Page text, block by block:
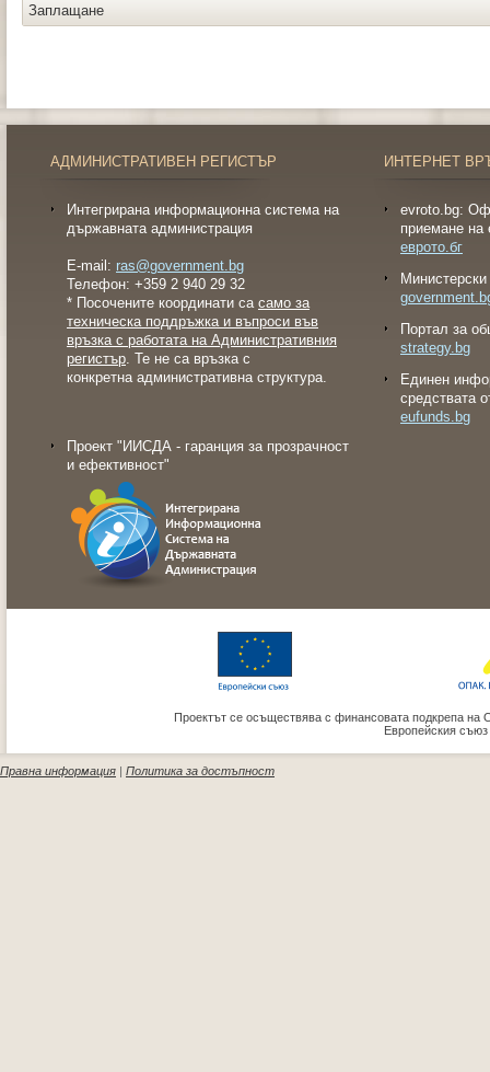
Заплащане
АДМИНИСТРАТИВЕН РЕГИСТЪР
Интегрирана информационна система на
държавната администрация
E-mail: ras@government.bg
Телефон: +359 2 940 29 32
* Посочените координати са само за
техническа поддръжка и въпроси във
връзка с работата на Административния
регистър. Те не са връзка с
конкретна административна структура.
Проект "ИИСДА - гаранция за прозрачност
и ефективност"
ИНТЕРНЕТ
evroto.bg:
приемане на
еврото.бг
Портал за
strategy.bg
Eдинен
средствата
eufunds.bg
Проектът се осъществява с финансовата подкрепа на
Европейския
Правна информация | Политика за достъпност